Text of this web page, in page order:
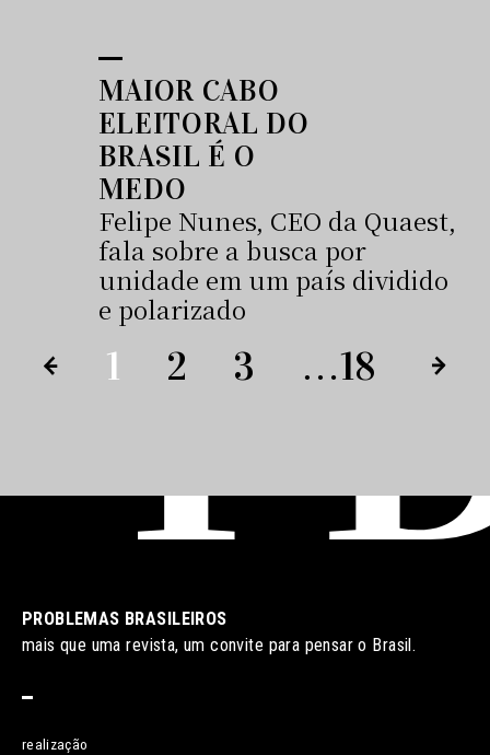
MAIOR CABO
ELEITORAL DO
BRASIL É O
MEDO
Felipe Nunes, CEO da Quaest,
fala sobre a busca por
unidade em um país dividido
e polarizado
1 2 3 …18
PROBLEMAS BRASILEIROS
mais que uma revista, um convite para pensar o Brasil.
realização